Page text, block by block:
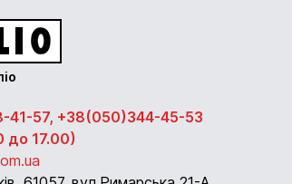
41-57, +38(050)344-45-53
до 17.00)